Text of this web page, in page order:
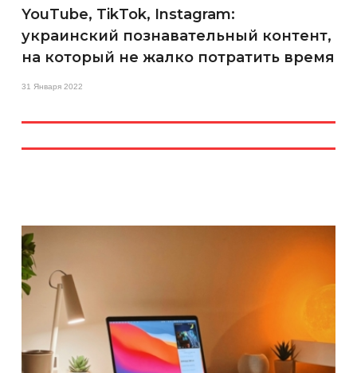
YouTube, TikTok, Instagram:
украинский познавательный контент,
на который не жалко потратить время
31 Января 2022